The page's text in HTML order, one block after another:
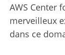
AWS Center
merveilleux
dans ce